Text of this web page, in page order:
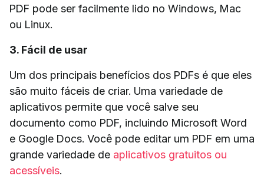
PDF pode ser facilmente lido no Windows, Mac
ou Linux.
3. Fácil de usar
Um dos principais benefícios dos PDFs é que eles
são muito fáceis de criar. Uma variedade de
aplicativos permite que você salve seu
documento como PDF, incluindo Microsoft Word
e Google Docs. Você pode editar um PDF em uma
grande variedade de aplicativos gratuitos ou
acessíveis.